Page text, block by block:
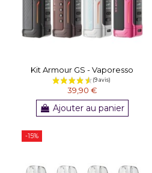
Kit Armour GS - Vaporesso
39,90 €
Ajouter au panier
-15%